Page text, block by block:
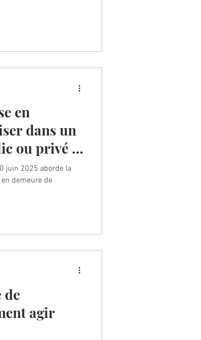
en
dans un
ou privé et
juin 2025 aborde la
demeure de
de
agir